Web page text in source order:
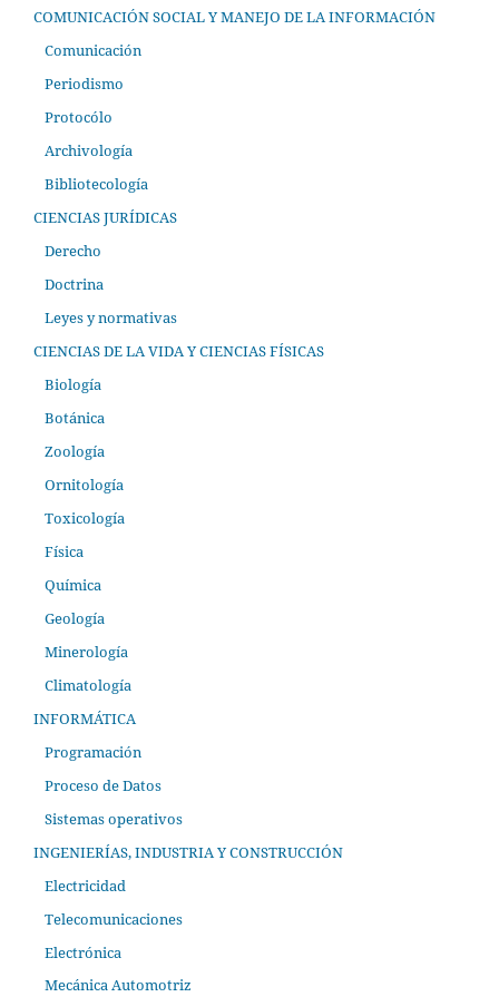
COMUNICACIÓN SOCIAL Y MANEJO DE LA INFORMACIÓN
Comunicación
Periodismo
Protocólo
Archivología
Bibliotecología
CIENCIAS JURÍDICAS
Derecho
Doctrina
Leyes y normativas
CIENCIAS DE LA VIDA Y CIENCIAS FÍSICAS
Biología
Botánica
Zoología
Ornitología
Toxicología
Física
Química
Geología
Minerología
Climatología
INFORMÁTICA
Programación
Proceso de Datos
Sistemas operativos
INGENIERÍAS, INDUSTRIA Y CONSTRUCCIÓN
Electricidad
Telecomunicaciones
Electrónica
Mecánica Automotriz